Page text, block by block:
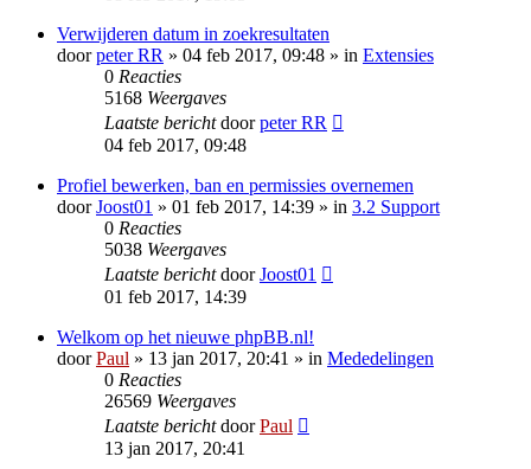
Verwijderen datum in zoekresultaten
doorpeter RR » 04 feb 2017, 09:48 » in Extensies
0 Reacties
5168 Weergaves
Laatste berichtdoorpeter RR
04 feb 2017, 09:48
Profiel bewerken, ban en permissies overnemen
doorJoost01 » 01 feb 2017, 14:39 » in 3.2 Support
0 Reacties
5038 Weergaves
Laatste berichtdoorJoost01
01 feb 2017, 14:39
Welkom op het nieuwe phpBB.nl!
doorPaul » 13 jan 2017, 20:41 » in Mededelingen
0 Reacties
26569 Weergaves
Laatste berichtdoorPaul
13 jan 2017, 20:41